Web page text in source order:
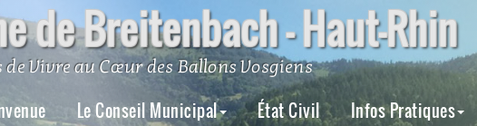
de Breitenbach – Haut-Rhin
de Vivre au Cœur des Ballons Vosgiens
Le Conseil Municipal État Civil Infos Pratiques